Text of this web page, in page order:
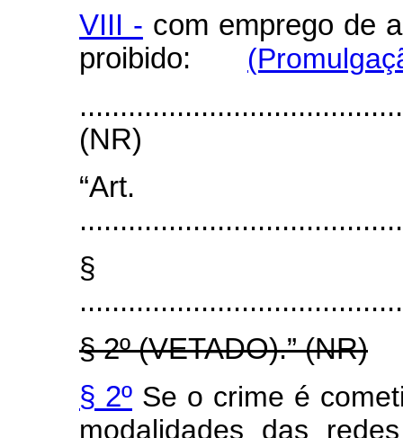
VIII - com emprego de
proibido:
(NR)
§
§ 2º(VETADO).”(NR)
§ 2º Se o crime é
modalidades das